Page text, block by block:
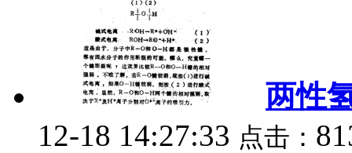
两性
12-18 14:27:33 点击：